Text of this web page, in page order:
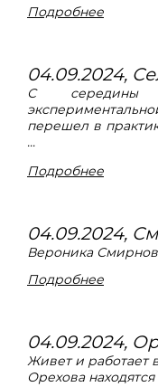
Подробнее
04.09.2024,
С середины
перешел в
...
Подробнее
04.09.2024,
Вероника
Подробнее
04.09.2024,
Живет и работает
Орехова